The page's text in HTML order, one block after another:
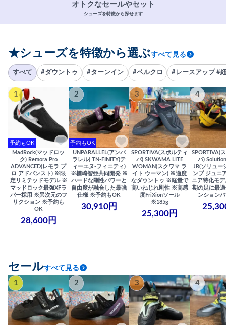
オトクなセールやセット
シューズを特徴から探せます
★シューズを特徴から選ぶすべて見る
すべて #ダウントゥ #ターンイン #ベルクロ #レースアップ #
1
予約もOK
MadRock(マッドロッ
ク) Remora Pro
ADVANCED(レモラ プ
ロ アドバンスト) ※限
定リミテッドモデル ※
マッドロック最強XFラ
バー採用 ※異次元のフ
リクション ※予約も
OK
28,600円
2
予約もOK
UNPARALLEL(アンパ
ラレル) TN-FINITY(テ
ィーエヌ-フィニティ)
※楢崎智亜共同開発 ※
ハードな剛性パワーと
自由度が融合した最強
仕様 ※予約もOK
30,910円
3
SPORTIVA(スポルティ
バ) SKWAMA LITE
WOMAN(スクワマ ラ
イト ウーマン) ※適度
なダウントゥ ※軽量で
高いねじれ剛性 ※高感
度FriXionソール
※185g
25,300円
4
SPORTIVA(
バ)
JR(ソリュー
ンプ ジュニ
ニア特化モ
期の足に最
ンション
セールすべて見る
1 2 3 4